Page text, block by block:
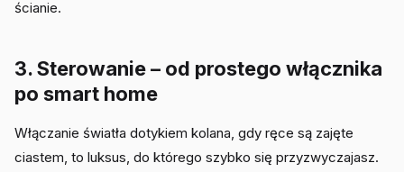
ścianie.
3. Sterowanie – od prostego włącznika
po smart home
Włączanie światła dotykiem kolana, gdy ręce są zajęte
ciastem, to luksus, do którego szybko się przyzwyczajasz.